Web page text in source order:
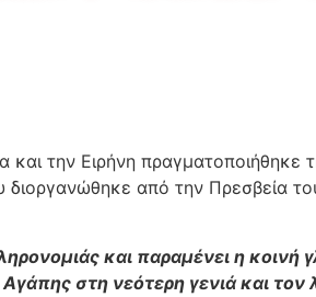
την Ειρήνη πραγματοποιήθηκε
από την Πρεσβεία
και παραμένει η
στη νεότερη γενιά και τον